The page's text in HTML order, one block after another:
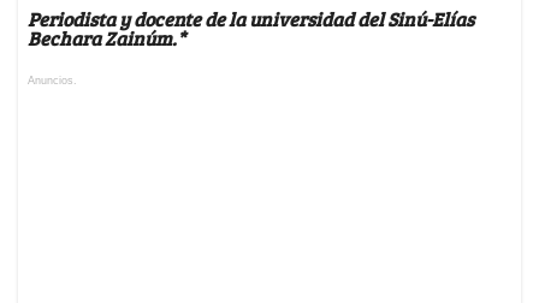
Periodista y docente de la universidad del Sinú-Elías
Bechara Zainúm.*
Anuncios.